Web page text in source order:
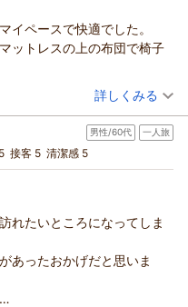
イペースで快適でした。
ットレスの上の布団で椅子
、家庭風呂そのもので脱衣
さを感じることなく温まり
ビフライ、鰹のたたき、そ
華泉という美味しい燗酒で
刻だと知り部屋から幻想的
お城ファンにはたまらない
出てすぐなので不便さは感
、目玉焼き、ウインナー、
ボリューム満点。
（投稿日：2025/12/21）
に津和野を観光プラン♪
り/税込)
詳しくみる
男性/60代 一人旅
接客 5 清潔感 5
れたいところになってしま
あったおかげだと思いま